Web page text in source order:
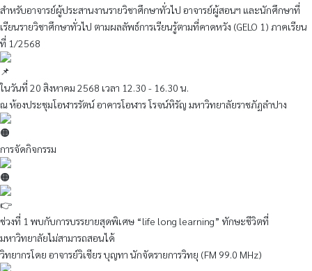
สำหรับอาจารย์ผู้ประสานงานรายวิชาศึกษาทั่วไป อาจารย์ผู้สอนฯ และนักศึกษาที่
เรียนรายวิชาศึกษาทั่วไป ตามผลลัพธ์การเรียนรู้ตามที่คาดหวัง (GELO 1) ภาคเรียน
ที่ 1/2568
ในวันที่ 20 สิงหาคม 2568 เวลา 12.30 - 16.30 น.
ณ ห้องประชุมโอฬารรัตน์ อาคารโอฬาร โรจน์หิรัญ มหาวิทยาลัยราชภัฏลำปาง
การจัดกิจกรรม
ช่วงที่ 1 พบกับการบรรยายสุดพิเศษ “life long learning” ทักษะชีวิตที่
มหาวิทยาลัยไม่สามารถสอนได้
วิทยากรโดย อาจารย์วิเชียร บุญทา นักจัดรายการวิทยุ (FM 99.0 MHz)